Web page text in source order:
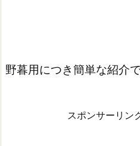
野暮用につき簡単な紹介
スポンサーリン